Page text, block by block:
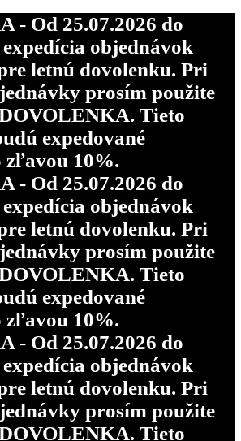
- Od 25.07.2026 do
expedícia objednávok
letnú dovolenku. Pri
prosím použite
Tieto
expedované
zľavou 10%.
- Od 25.07.2026 do
expedícia objednávok
letnú dovolenku. Pri
prosím použite
Tieto
expedované
zľavou 10%.
- Od 25.07.2026 do
expedícia objednávok
letnú dovolenku. Pri
prosím použite
Tieto